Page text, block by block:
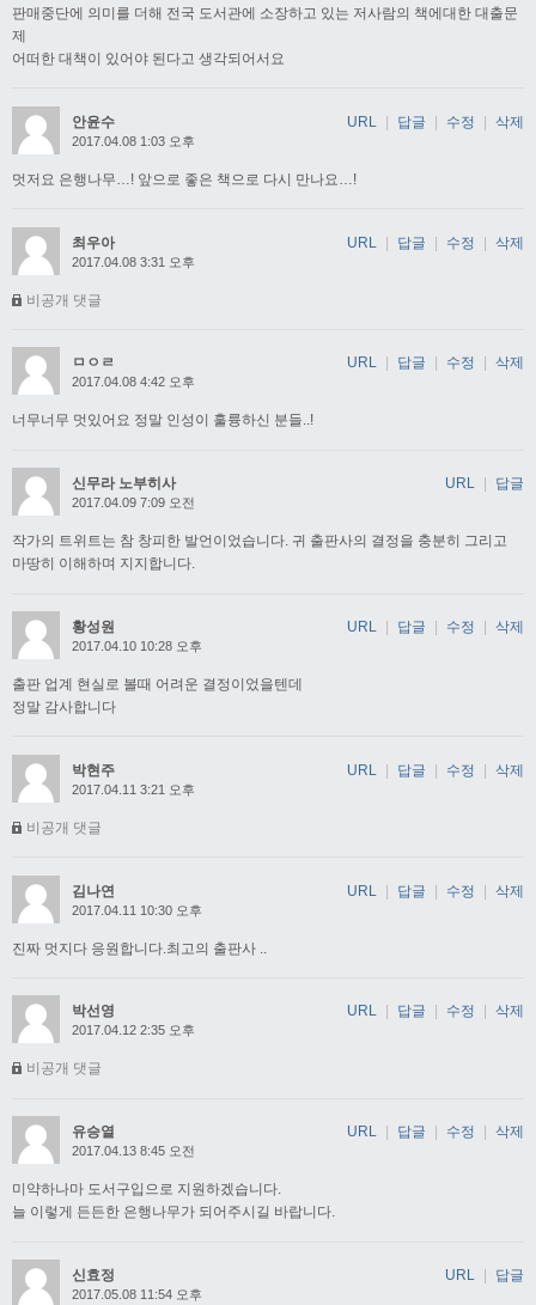
판매중단에 의미를 더해 전국 도서관에 소장하고 있는 저사람의 책에대한 대출문
제
어떠한 대책이 있어야 된다고 생각되어서요
안윤수
2017.04.08 1:03 오후
멋저요 은행나무…! 앞으로 좋은 책으로 다시 만나요…!
URL | 답글 | 수정 | 삭제
최우아
2017.04.08 3:31 오후
비공개 댓글
URL | 답글 | 수정 | 삭제
ㅁㅇㄹ
2017.04.08 4:42 오후
너무너무 멋있어요 정말 인성이 훌륭하신 분들..!
URL 답글 수정 삭제
신무라 노부히사
2017.04.09 7:09 오전
작가의 트위트는 참 창피한 발언이었습니다. 귀 출판사의 결정을 충분히 그리고
마땅히 이해하며 지지합니다.
URL 답글
황성원
2017.04.10 10:28 오후
출판 업계 현실로 볼때 어려운 결정이었을텐데
정말 감사합니다
URL 답글 수정 삭제
박현주
2017.04.11 3:21 오후
비공개 댓글
URL | 답글 | 수정 | 삭제
김나연
2017.04.11 10:30 오후
진짜 멋지다 응원합니다.최고의 출판사 ..
URL | 답글 | 수정 | 삭제
박선영
2017.04.12 2:35 오후
비공개 댓글
URL 답글 수정 삭제
유승열
2017.04.13 8:45 오전
미약하나마 도서구입으로 지원하겠습니다.
늘 이렇게 든든한 은행나무가 되어주시길 바랍니다.
URL 답글 수정 삭제
신효정
2017.05.08 11:54 오후
URL 답글